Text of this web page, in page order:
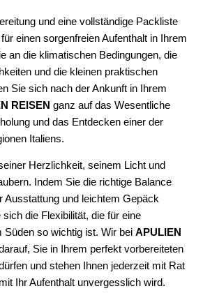
und eine vollständige Packliste
einen sorgenfreien Aufenthalt in Ihrem
an die klimatischen Bedingungen, die
und die kleinen praktischen
Sie sich nach der Ankunft in Ihrem
REISEN ganz auf das Wesentliche
und das Entdecken einer der
Italiens.
Herzlichkeit, seinem Licht und
Indem Sie die richtige Balance
Ausstattung und leichtem Gepäck
die Flexibilität, die für eine
Süden so wichtig ist. Wir beiAPULIEN
Sie in Ihrem perfekt vorbereiteten
und stehen Ihnen jederzeit mit Rat
Ihr Aufenthalt unvergesslich wird.